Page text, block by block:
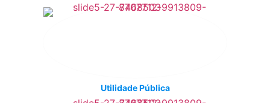
Utilidade Pública